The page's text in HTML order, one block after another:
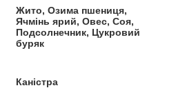
Жито, Озима пшениця,
Ячмінь ярий, Овес, Соя,
Подсолнечник, Цукровий
буряк
Каністра